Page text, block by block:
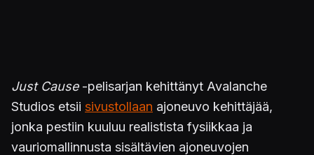
Just Cause-pelisarjan kehittänyt Avalanche
Studios etsii sivustollaan ajoneuvo kehittäjää,
jonka pestiin kuuluu realistista fysiikkaa ja
vauriomallinnusta sisältävien ajoneuvojen